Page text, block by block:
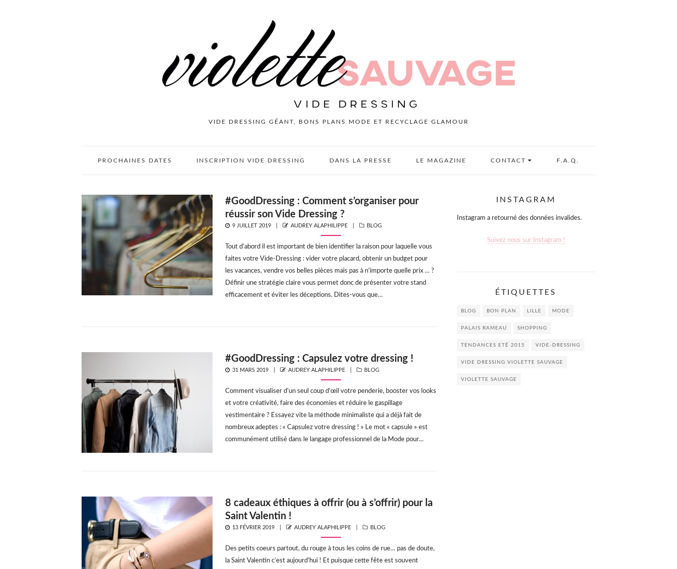
VIDE DRESSING GÉANT, BONS PLANS MODE ET RECYCLAGE GLAMOUR
PROCHAINES DATES INSCRIPTION VIDE DRESSING DANS LA PRESSE LE MAGAZINE CONTACT F.A.Q.
#GoodDressing : Comment s’organiser pour
réussir son Vide Dressing ?
POSTED
9 JUILLET 2019 AUTHOR
AUDREY ALAPHILIPPE CATEGORIES
BLOG
Tout d’abord il est important de bien identifier la raison pour laquelle vous
faites votre Vide-Dressing : vider votre placard, obtenir un budget pour
les vacances, vendre vos belles pièces mais pas à n’importe quelle prix … ?
Définir une stratégie claire vous permet donc de présenter votre stand
efficacement et éviter les déceptions. Dites-vous que…
#GoodDressing : Capsulez votre dressing !
POSTED
31 MARS 2019 AUTHOR
AUDREY ALAPHILIPPE CATEGORIES
BLOG
Comment visualiser d’un seul coup d’œil votre penderie, booster vos looks
et votre créativité, faire des économies et réduire le gaspillage
vestimentaire ? Essayez vite la méthode minimaliste qui a déjà fait de
nombreux adeptes : « Capsulez votre dressing ! » Le mot « capsule » est
communément utilisé dans le langage professionnel de la Mode pour…
8 cadeaux éthiques à offrir (ou à s’offrir) pour la
Saint Valentin !
POSTED
13 FÉVRIER 2019 AUTHOR
AUDREY ALAPHILIPPE CATEGORIES
BLOG
Des petits coeurs partout, du rouge à tous les coins de rue… pas de doute,
la Saint Valentin c’est aujourd’hui ! Et puisque cette fête est souvent
INSTAGRAM
Instagram a retourné des données invalides.
Suivez nous sur Instagram !
ÉTIQUETTES
BLOG BON PLAN LILLE MODE
PALAIS RAMEAU SHOPPING
TENDANCES ETÉ 2015 VIDE-DRESSING
VIDE DRESSING VIOLETTE SAUVAGE
VIOLETTE SAUVAGE